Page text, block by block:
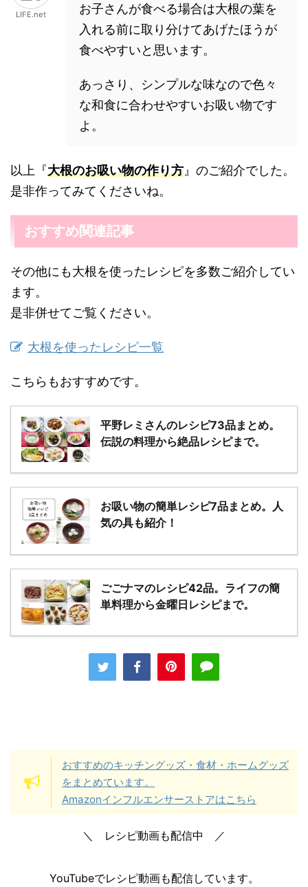
LIFE.net
お子さんが食べる場合は大根の葉を
入れる前に取り分けてあげたほうが
食べやすいと思います。
あっさり、シンプルな味なので色々
な和食に合わせやすいお吸い物です
よ。
以上『大根のお吸い物の作り方 』のご紹介でした。
是非作ってみてくださいね。
おすすめ関連記事
その他にも大根を使ったレシピを多数ご紹介してい
ます。
是非併せてご覧ください。
大根を使ったレシピ一覧
こちらもおすすめです。
平野レミさんのレシピ73品まとめ。
伝説の料理から絶品レシピまで。
お吸い物の簡単レシピ7品まとめ。人
気の具も紹介！
ごごナマのレシピ42品。ライフの簡
単料理から金曜日レシピまで。
おすすめのキッチングッズ・食材・ホームグッズ
をまとめています。
Amazonインフルエンサーストアはこちら
＼ レシピ動画も配信中 ／
YouTubeでレシピ動画も配信しています。